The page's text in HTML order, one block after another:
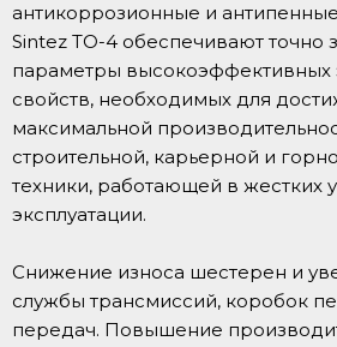
антикоррозионные и
Sintez TO-4 обеспечивают точно
параметры высокоэффективных
свойств, необходимых для
максимальной
строительной, карьерной и
техники, работающей в жестких
эксплуатации.
Снижение износа шестерен и
службы трансмиссий, коробок
передач. Повышение